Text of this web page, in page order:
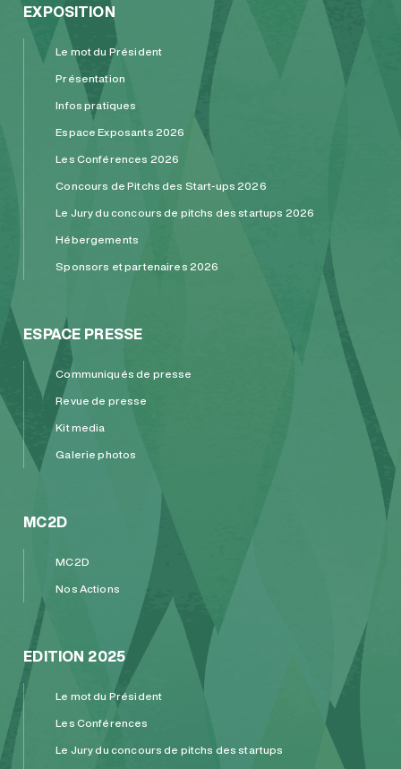
EXPOSITION
Le mot du Président
Présentation
Infos pratiques
Espace Exposants 2026
Les Conférences 2026
Concours de Pitchs des Start-ups 2026
Le Jury du concours de pitchs des startups 2026
Hébergements
Sponsors et partenaires 2026
ESPACE PRESSE
Communiqués de presse
Revue de presse
Kit media
Galerie photos
MC2D
MC2D
Nos Actions
EDITION 2025
Le mot du Président
Les Conférences
Le Jury du concours de pitchs des startups